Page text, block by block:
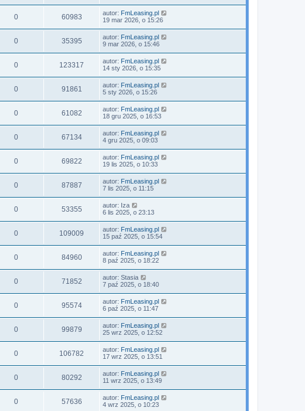
0 60983 autor: FmLeasing.pl
19 mar 2026, o 15:26
0 35395 autor: FmLeasing.pl
9 mar 2026, o 15:46
0 123317 autor: FmLeasing.pl
14 sty 2026, o 15:35
0 91861 autor: FmLeasing.pl
5 sty 2026, o 15:26
0 61082 autor: FmLeasing.pl
18 gru 2025, o 16:53
0 67134 autor: FmLeasing.pl
4 gru 2025, o 09:03
0 69822 autor: FmLeasing.pl
19 lis 2025, o 10:33
0 87887 autor: FmLeasing.pl
7 lis 2025, o 11:15
0 53355 autor: Iza
6 lis 2025, o 23:13
0 109009 autor: FmLeasing.pl
15 paź 2025, o 15:54
0 84960 autor: FmLeasing.pl
8 paź 2025, o 18:22
0 71852 autor: Stasia
7 paź 2025, o 18:40
0 95574 autor: FmLeasing.pl
6 paź 2025, o 11:47
0 99879 autor: FmLeasing.pl
25 wrz 2025, o 12:52
0 106782 autor: FmLeasing.pl
17 wrz 2025, o 13:51
0 80292 autor: FmLeasing.pl
11 wrz 2025, o 13:49
0 57636 autor: FmLeasing.pl
4 wrz 2025, o 10:23